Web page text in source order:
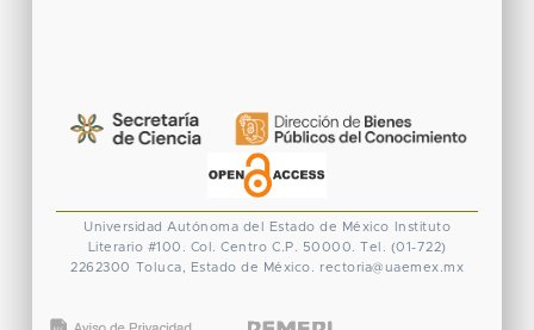
Universidad Autónoma del Estado de México
Instituto
Literario #100. Col. Centro C.P. 50000. Tel. (01-722)
2262300 Toluca, Estado de México. rectoria@uaemex.mx